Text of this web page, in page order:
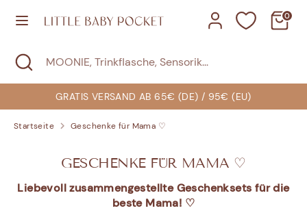
zum
0
SuchenMOONIE,
Sensorik...
Suchen
Trinkflasche,
Sensorik...
Suche
schließen
SOFORT LIEFERBAR: 3.000+ PRODUKTE
Startseite Geschenke für Mama ♡
GESCHENKE FÜR MAMA ♡
Liebevoll zusammengestellte Geschenksets für die
beste Mama! ♡